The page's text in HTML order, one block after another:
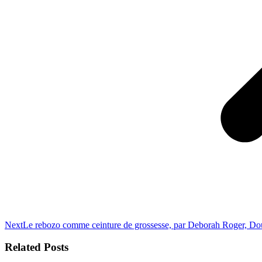
NextNext
Le rebozo comme ceinture de grossesse, par Deborah Roger,
Related Posts